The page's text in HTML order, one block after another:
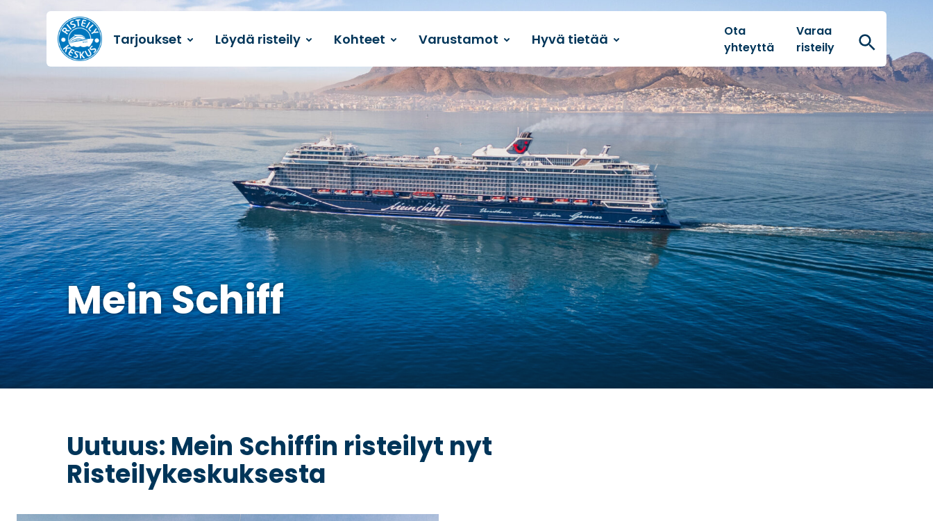
Etusivulle
Tarjoukset Löydä risteily Kohteet Varustamot Hyvä tietää
Ota
yhteyttä
Varaa
risteily
Hae
Mein Schiff
Uutuus: Mein Schiffin risteilyt nyt
Risteilykeskuksesta